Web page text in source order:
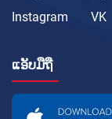
Instagram
VK
ແອັບມືຖື